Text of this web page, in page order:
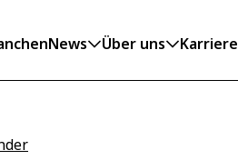
News Über uns Karriere